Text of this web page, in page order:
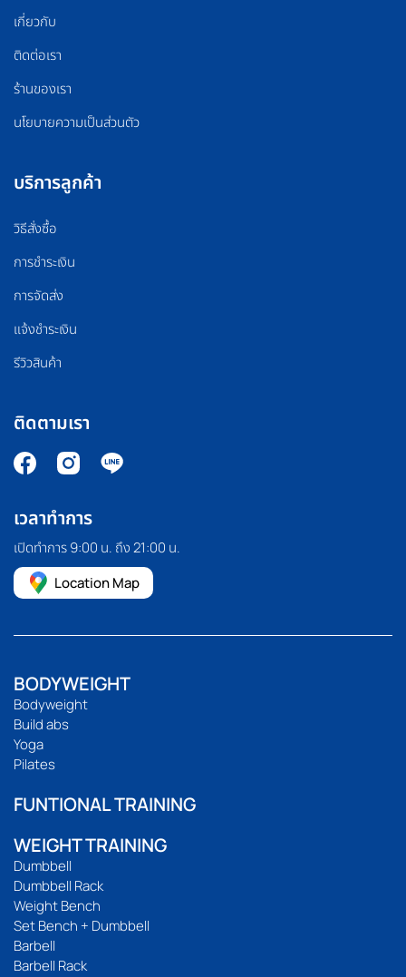
เกี่ยวกับ
ติดต่อเรา
ร้านของเรา
นโยบายความเป็นส่วนตัว
บริการลูกค้า
วิธีสั่งซื้อ
การชำระเงิน
การจัดส่ง
แจ้งชำระเงิน
รีวิวสินค้า
ติดตามเรา
เวลาทำการ
เปิดทำการ 9:00 น. ถึง 21:00 น.
Location Map
BODYWEIGHT
Bodyweight
Build abs
Yoga
Pilates
FUNTIONAL TRAINING
WEIGHT TRAINING
Dumbbell
Dumbbell Rack
Weight Bench
Set Bench + Dumbbell
Barbell
Barbell Rack